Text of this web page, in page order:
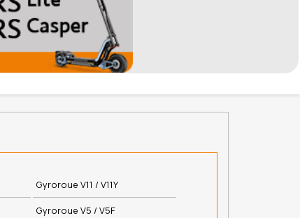
Gyroroue V11 / V11Y
Gyroroue V5 / V5F